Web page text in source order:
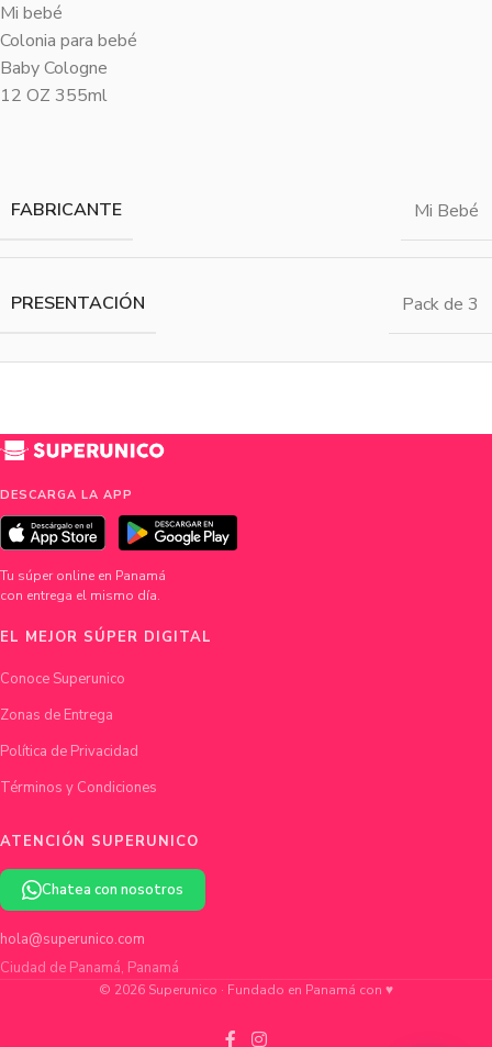
Mi bebé
Colonia para bebé
Baby Cologne
12 OZ 355ml
FABRICANTE Mi Bebé
PRESENTACIÓN Pack de 3
DESCARGA LA APP
Tu súper online en Panamá
con entrega el mismo día.
EL MEJOR SÚPER DIGITAL
Conoce Superunico
Zonas de Entrega
Política de Privacidad
Términos y Condiciones
ATENCIÓN SUPERUNICO
Chatea con nosotros
hola@superunico.com
Ciudad de Panamá, Panamá
© 2026 Superunico · Fundado en Panamá con ♥